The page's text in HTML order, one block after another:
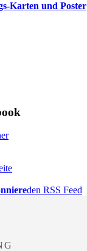
Karten und Poster
den RSS Feed